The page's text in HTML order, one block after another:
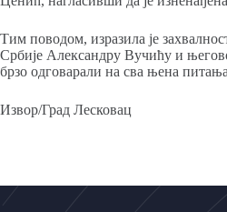
Тим поводом, изразила је
Србије Александру Вучићу и
брзо одговарали на сва њена
Извор/Град Лесковац